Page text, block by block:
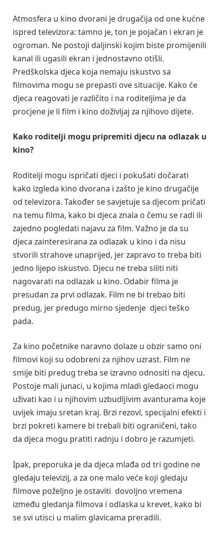
Atmosfera u kino dvorani je drugačija od one kućne
ispred televizora: tamno je, ton je pojačan i ekran je
ogroman. Ne postoji daljinski kojim biste promijenili
kanal ili ugasili ekran i jednostavno otišli.
Predškolska djeca koja nemaju iskustvo sa
filmovima mogu se prepasti ove situacije. Kako će
djeca reagovati je različito i na roditeljima je da
procjene je li film i kino doživljaj za njihovo dijete.
Kako roditelji mogu pripremiti djecu na odlazak u
kino?
Roditelji mogu ispričati djeci i pokušati dočarati
kako izgleda kino dvorana i zašto je kino drugačije
od televizora. Također se savjetuje sa djecom pričati
na temu filma, kako bi djeca znala o čemu se radi ili
zajedno pogledati najavu za film. Važno je da su
djeca zainteresirana za odlazak u kino i da nisu
stvorili strahove unaprijed, jer zapravo to treba biti
jedno lijepo iskustvo. Djecu ne treba siliti niti
nagovarati na odlazak u kino. Odabir filma je
presudan za prvi odlazak. Film ne bi trebao biti
predug, jer predugo mirno sjedenje djeci teško
pada.
Za kino početnike naravno dolaze u obzir samo oni
filmovi koji su odobreni za njihov uzrast. Film ne
smije biti predug treba se izravno odnositi na djecu.
Postoje mali junaci, u kojima mladi gledaoci mogu
uživati kao i u njihovim uzbudljivim avanturama koje
uvijek imaju sretan kraj. Brzi rezovi, specijalni efekti i
brzi pokreti kamere bi trebali biti ograničeni, tako
da djeca mogu pratiti radnju i dobro je razumjeti.
Ipak, preporuka je da djeca mlađa od tri godine ne
gledaju televizij, a za one malo veće koji gledaju
filmove poželjno je ostaviti dovoljno vremena
između gledanja filmova i odlaska u krevet, kako bi
se svi utisci u malim glavicama preradili.